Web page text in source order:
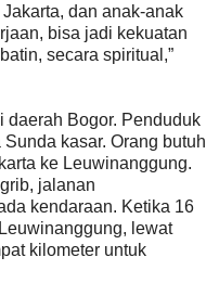
dan anak-anak
bisa jadi kekuatan
secara spiritual,”
daerah Bogor. Penduduk
kasar. Orang butuh
ke Leuwinanggung.
jalanan
kendaraan. Ketika 16
lewat
kilometer untuk